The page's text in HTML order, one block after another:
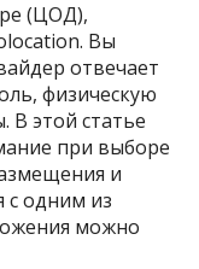
(ЦОД),
Вы
отвечает
физическую
В этой статье
при выборе
и
с одним из
можно